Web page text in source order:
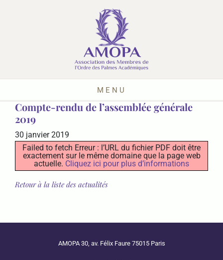
MENU
Compte-rendu de l’assemblée générale
2019
30 janvier 2019
Failed to fetch Erreur : l’URL du fichier PDF doit être
exactement sur le même domaine que la page web
actuelle. Cliquez ici pour plus d’informations
Retour à la liste des actualités
AMOPA 30, av. Félix Faure 75015 Paris